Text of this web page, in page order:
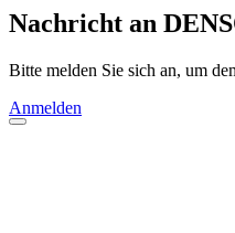
Nachricht an
Bitte melden Sie sich an, um
Anmelden